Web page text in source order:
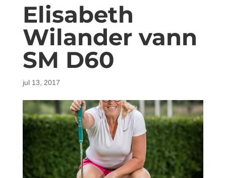
Elisabeth
Wilander vann
SM D60
jul 13, 2017